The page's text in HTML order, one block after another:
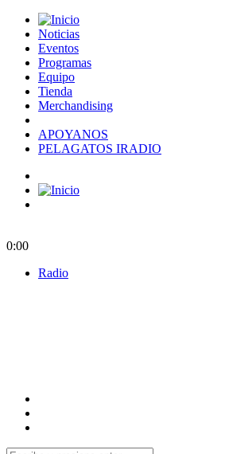
Noticias
Eventos
Programas
Equipo
Tienda
Merchandising
APOYANOS
PELAGATOS IRADIO
0:00
Radio